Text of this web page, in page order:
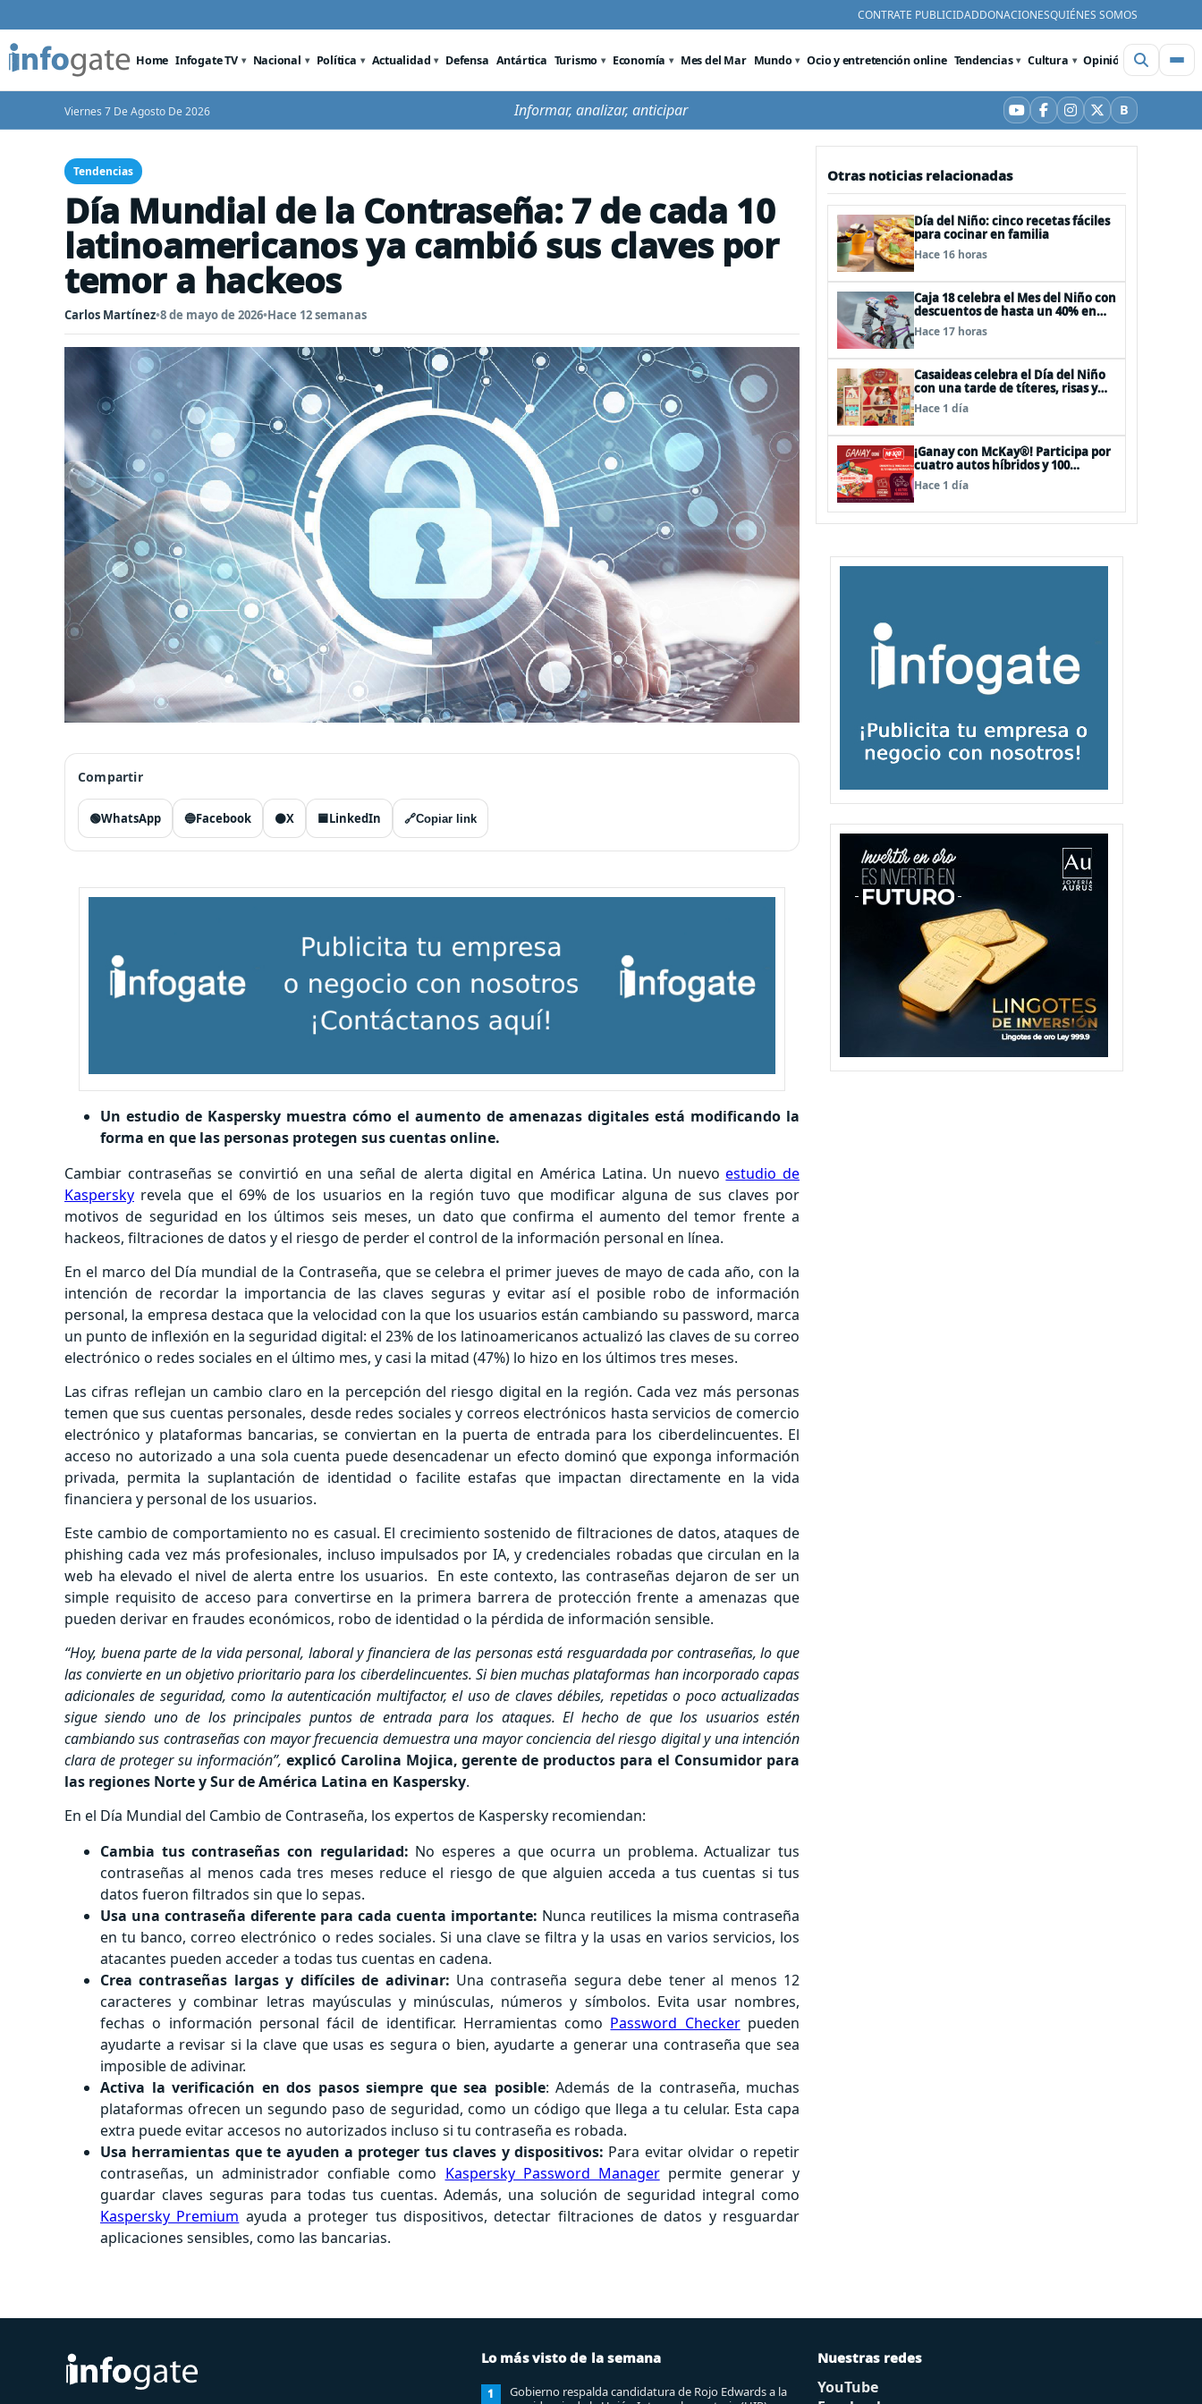
CONTRATE PUBLICIDADDONACIONESQUIÉNES SOMOS
Home Infogate TV Nacional Política Actualidad Defensa Antártica Turismo Economía Mes del Mar Mundo Ocio y entretención online Tendencias Cultura Opinión Videos
Viernes 7 De Agosto De 2026 Informar, analizar, anticipar YouTube
Facebook
Instagram
X BBluesky
Tendencias
Día Mundial de la Contraseña: 7 de cada 10
latinoamericanos ya cambió sus claves por
temor a hackeos
Carlos Martínez•8 de mayo de 2026•Hace 12 semanas
Compartir
🟢WhatsApp 🔵Facebook ⚫X 🟦LinkedIn 🔗Copiar link
Un estudio de Kaspersky muestra cómo el aumento de amenazas digitales está modificando la
forma en que las personas protegen sus cuentas online.
Cambiar contraseñas se convirtió en una señal de alerta digital en América Latina. Un nuevoestudio de
Kaspersky revela que el 69% de los usuarios en la región tuvo que modificar alguna de sus claves por
motivos de seguridad en los últimos seis meses, un dato que confirma el aumento del temor frente a
hackeos, filtraciones de datos y el riesgo de perder el control de la información personal en línea.
En el marco del Día mundial de la Contraseña, que se celebra el primer jueves de mayo de cada año, con la
intención de recordar la importancia de las claves seguras y evitar así el posible robo de información
personal, la empresa destaca que la velocidad con la que los usuarios están cambiando su password, marca
un punto de inflexión en la seguridad digital: el 23% de los latinoamericanos actualizó las claves de su correo
electrónico o redes sociales en el último mes, y casi la mitad (47%) lo hizo en los últimos tres meses.
Las cifras reflejan un cambio claro en la percepción del riesgo digital en la región. Cada vez más personas
temen que sus cuentas personales, desde redes sociales y correos electrónicos hasta servicios de comercio
electrónico y plataformas bancarias, se conviertan en la puerta de entrada para los ciberdelincuentes. El
acceso no autorizado a una sola cuenta puede desencadenar un efecto dominó que exponga información
privada, permita la suplantación de identidad o facilite estafas que impactan directamente en la vida
financiera y personal de los usuarios.
Este cambio de comportamiento no es casual. El crecimiento sostenido de filtraciones de datos, ataques de
phishing cada vez más profesionales, incluso impulsados por IA, y credenciales robadas que circulan en la
web ha elevado el nivel de alerta entre los usuarios. En este contexto, las contraseñas dejaron de ser un
simple requisito de acceso para convertirse en la primera barrera de protección frente a amenazas que
pueden derivar en fraudes económicos, robo de identidad o la pérdida de información sensible.
“Hoy, buena parte de la vida personal, laboral y financiera de las personas está resguardada por contraseñas, lo que
las convierte en un objetivo prioritario para los ciberdelincuentes. Si bien muchas plataformas han incorporado capas
adicionales de seguridad, como la autenticación multifactor, el uso de claves débiles, repetidas o poco actualizadas
sigue siendo uno de los principales puntos de entrada para los ataques. El hecho de que los usuarios estén
cambiando sus contraseñas con mayor frecuencia demuestra una mayor conciencia del riesgo digital y una intención
clara de proteger su información”, explicó Carolina Mojica, gerente de productos para el Consumidor para
las regiones Norte y Sur de América Latina en Kaspersky.
En el Día Mundial del Cambio de Contraseña, los expertos de Kaspersky recomiendan:
Cambia tus contraseñas con regularidad: No esperes a que ocurra un problema. Actualizar tus
contraseñas al menos cada tres meses reduce el riesgo de que alguien acceda a tus cuentas si tus
datos fueron filtrados sin que lo sepas.
Usa una contraseña diferente para cada cuenta importante: Nunca reutilices la misma contraseña
en tu banco, correo electrónico o redes sociales. Si una clave se filtra y la usas en varios servicios, los
atacantes pueden acceder a todas tus cuentas en cadena.
Crea contraseñas largas y difíciles de adivinar: Una contraseña segura debe tener al menos 12
caracteres y combinar letras mayúsculas y minúsculas, números y símbolos. Evita usar nombres,
fechas o información personal fácil de identificar. Herramientas como Password Checkerpueden
ayudarte a revisar si la clave que usas es segura o bien, ayudarte a generar una contraseña que sea
imposible de adivinar.
Activa la verificación en dos pasos siempre que sea posible: Además de la contraseña, muchas
plataformas ofrecen un segundo paso de seguridad, como un código que llega a tu celular. Esta capa
extra puede evitar accesos no autorizados incluso si tu contraseña es robada.
Usa herramientas que te ayuden a proteger tus claves y dispositivos: Para evitar olvidar o repetir
contraseñas, un administrador confiable como Kaspersky Password Managerpermite generar y
guardar claves seguras para todas tus cuentas. Además, una solución de seguridad integral como
Kaspersky Premium ayuda a proteger tus dispositivos, detectar filtraciones de datos y resguardar
aplicaciones sensibles, como las bancarias.
Otras noticias relacionadas
Día del Niño: cinco recetas fáciles
para cocinar en familia
Hace 16 horas
Caja 18 celebra el Mes del Niño con
descuentos de hasta un 40% en
panoramas, cine, shows y
streaming
Hace 17 horas
Casaideas celebra el Día del Niño
con una tarde de títeres, risas y
sorpresas en el Mall Plaza Vespucio
Hace 1 día
¡Ganay con McKay®! Participa por
cuatro autos híbridos y 100
premios de $500.000
Hace 1 día
Lo más visto de la semana
1
Gobierno respalda candidatura de Rojo Edwards a la
Nuestras redes
YouTube